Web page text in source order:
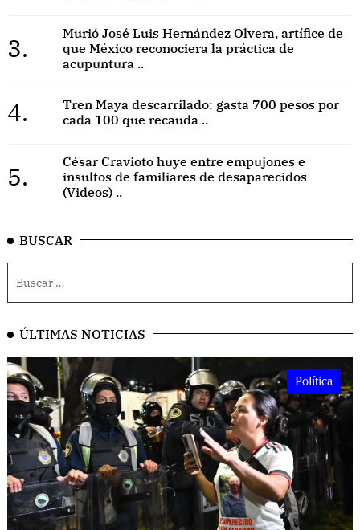
3.
Murió José Luis Hernández Olvera, artífice de
que México reconociera la práctica de
acupuntura ..
4.
Tren Maya descarrilado: gasta 700 pesos por
cada 100 que recauda ..
5.
César Cravioto huye entre empujones e
insultos de familiares de desaparecidos
(Videos) ..
BUSCAR
ÚLTIMAS NOTICIAS
Política